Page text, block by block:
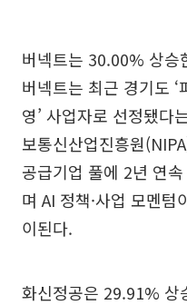
버넥트는 30.00% 상승
버넥트는 최근 경기도
영’ 사업자로 선정됐다
보통신산업진흥원
공급기업 풀에 2년 연
며 AI 정책·사업 모멘
이된다.
화신정공은 29.91% 상